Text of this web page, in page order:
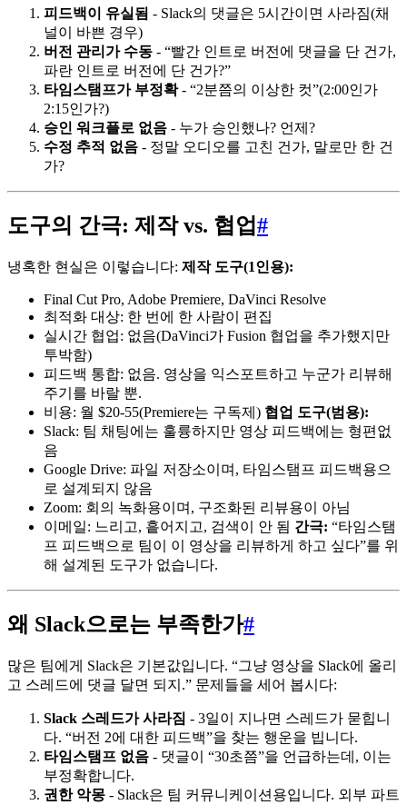
피드백이 유실됨 - Slack의 댓글은 5시간이면 사라짐(채
널이 바쁜 경우)
버전 관리가 수동 - “빨간 인트로 버전에 댓글을 단 건가,
파란 인트로 버전에 단 건가?”
타임스탬프가 부정확- “2분쯤의 이상한 컷”(2:00인가
2:15인가?)
승인 워크플로 없음 - 누가 승인했나? 언제?
수정 추적 없음 - 정말 오디오를 고친 건가, 말로만 한 건
가?
도구의 간극: 제작 vs. 협업#
냉혹한 현실은 이렇습니다: 제작 도구(1인용):
Final Cut Pro, Adobe Premiere, DaVinci Resolve
최적화 대상: 한 번에 한 사람이 편집
실시간 협업: 없음(DaVinci가 Fusion 협업을 추가했지만
투박함)
피드백 통합: 없음. 영상을 익스포트하고 누군가 리뷰해
주기를 바랄 뿐.
비용: 월 $20-55(Premiere는 구독제) 협업 도구(범용):
Slack: 팀 채팅에는 훌륭하지만 영상 피드백에는 형편없
음
Google Drive: 파일 저장소이며, 타임스탬프 피드백용으
로 설계되지 않음
Zoom: 회의 녹화용이며, 구조화된 리뷰용이 아님
이메일: 느리고, 흩어지고, 검색이 안 됨 간극: “타임스탬
프 피드백으로 팀이 이 영상을 리뷰하게 하고 싶다”를 위
해 설계된 도구가 없습니다.
왜 Slack으로는 부족한가#
많은 팀에게 Slack은 기본값입니다. “그냥 영상을 Slack에 올리
고 스레드에 댓글 달면 되지.” 문제들을 세어 봅시다:
Slack 스레드가 사라짐 - 3일이 지나면 스레드가 묻힙니
다. “버전 2에 대한 피드백”을 찾는 행운을 빕니다.
타임스탬프 없음 - 댓글이 “30초쯤”을 언급하는데, 이는
부정확합니다.
권한 악몽 - Slack은 팀 커뮤니케이션용입니다. 외부 파트